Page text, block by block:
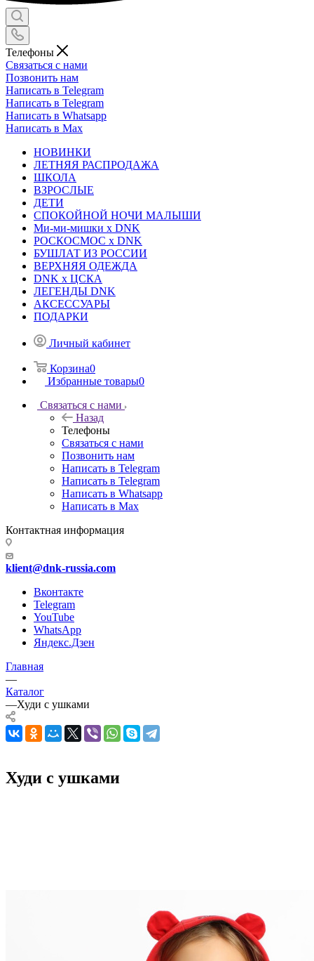
Телефоны
Связаться с нами
Позвонить нам
Написать в Telegram
Написать в Telegram
Написать в Whatsapp
Написать в Max
НОВИНКИ
ЛЕТНЯЯ РАСПРОДАЖА
ШКОЛА
ВЗРОСЛЫЕ
ДЕТИ
СПОКОЙНОЙ НОЧИ МАЛЫШИ
Ми-ми-мишки x DNK
РОСКОСМОС x DNK
БУШЛАТ ИЗ РОССИИ
ВЕРХНЯЯ ОДЕЖДА
DNK x ЦСКА
ЛЕГЕНДЫ DNK
АКСЕССУАРЫ
ПОДАРКИ
Личный кабинет
Корзина0
Избранные товары0
Связаться с нами
Назад
Телефоны
Связаться с нами
Позвонить нам
Написать в Telegram
Написать в Telegram
Написать в Whatsapp
Написать в Max
Контактная информация
klient@dnk-russia.com
Вконтакте
Telegram
YouTube
WhatsApp
Яндекс.Дзен
Главная
—
Каталог
—Худи с ушками
Худи с ушками